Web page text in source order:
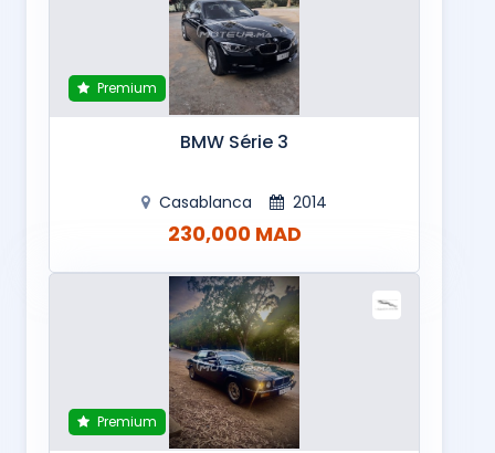
Premium
BMW Série 3
Casablanca 2014
230,000 MAD
Premium